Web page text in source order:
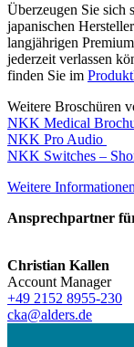
Überzeugen Sie sich
japanischen
langjährigen
jederzeit verlassen
finden Sie im
Weitere Broschüren
NKK Medical
NKK Pro Audio
NKK Switches –
Weitere
Ansprechpartner
Christian Kallen
Account Manager
+49 2152 8955-230
cka@alders.de